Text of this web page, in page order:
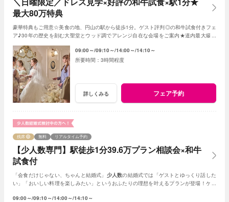
最大80万特典
豪華特典もご用意☆美食の地、円山の駅から徒歩1分。ゲスト評判◎の和牛試食付きフェ
ア♪30年の歴史を刻む大聖堂とウッド調でアレンジ自在な会場をご案内★道内最大級の
09:00～ 09:10～ 14:00～ 14:10～
3時間程度
詳しくみる フェア予約
【少人数専門】駅徒歩1分39.6万プラン相談会×和牛
試食付
残席 無料 リアルタイム予約
「会食だけじゃない、ちゃんと結婚式」 少人数の結婚式では「ゲストとゆっくり話した
い」「おいしい料理を楽しみたい」というおふたりの理想を叶えるプランが登場！ゲス
09:00～ 09:10～ 14:00～ 14:10～